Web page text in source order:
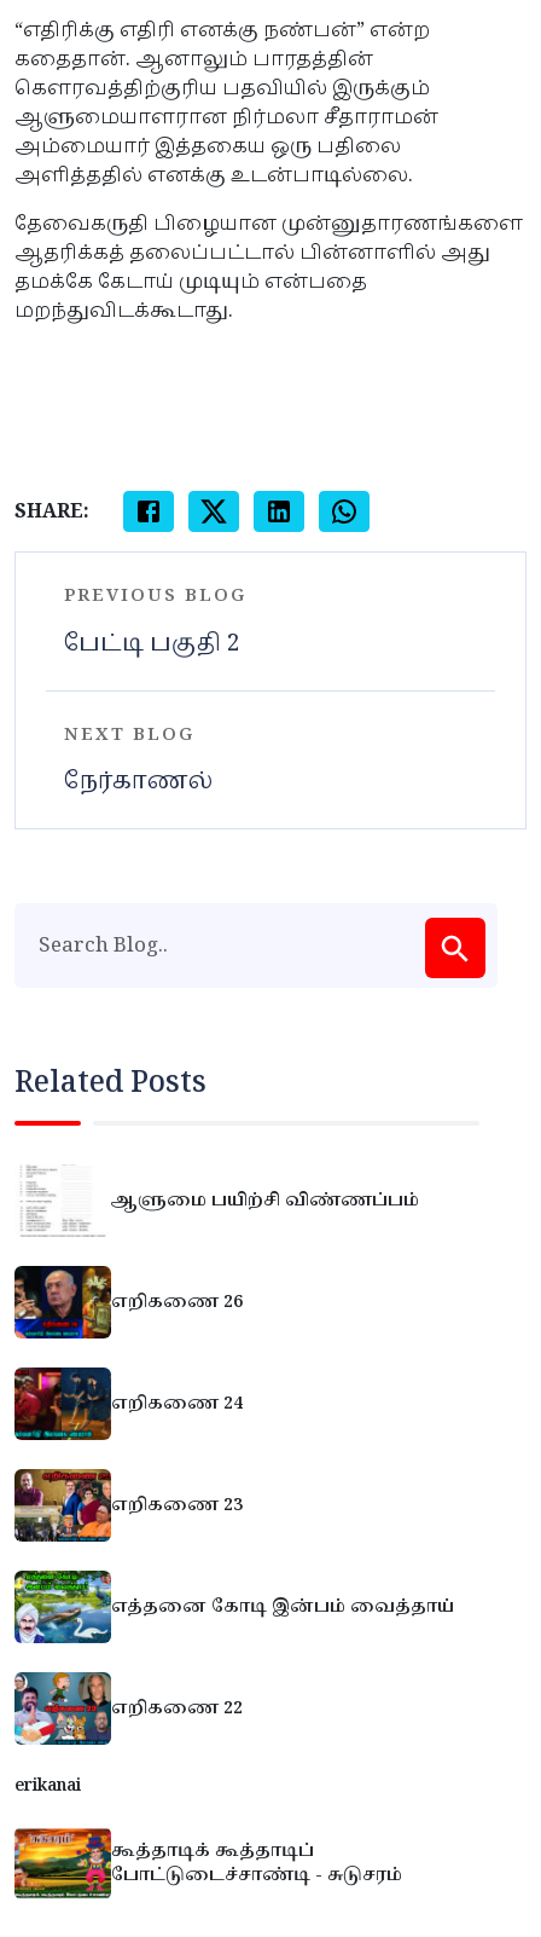
“எதிரிக்கு எதிரி எனக்கு நண்பன்” என்ற
கதைதான். ஆனாலும் பாரதத்தின்
கௌரவத்திற்குரிய பதவியில் இருக்கும்
ஆளுமையாளரான நிர்மலா சீதாராமன்
அம்மையார் இத்தகைய ஒரு பதிலை
அளித்ததில் எனக்கு உடன்பாடில்லை.
தேவைகருதி பிழையான முன்னுதாரணங்களை
ஆதரிக்கத் தலைப்பட்டால் பின்னாளில் அது
தமக்கே கேடாய் முடியும் என்பதை
மறந்துவிடக்கூடாது.
SHARE:
PREVIOUS BLOG
பேட்டி பகுதி 2
NEXT BLOG
நேர்காணல்
Related Posts
ஆளுமை பயிற்சி விண்ணப்பம்
எறிகணை 26
எறிகணை 24
எறிகணை 23
எத்தனை கோடி இன்பம் வைத்தாய்
எறிகணை 22
erikanai
கூத்தாடிக் கூத்தாடிப்
போட்டுடைச்சாண்டி - சுடுசரம்